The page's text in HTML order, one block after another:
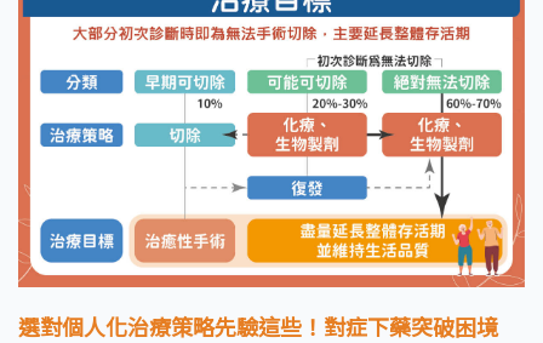
選對個人化治療策略先驗這些！對症下藥突破困境